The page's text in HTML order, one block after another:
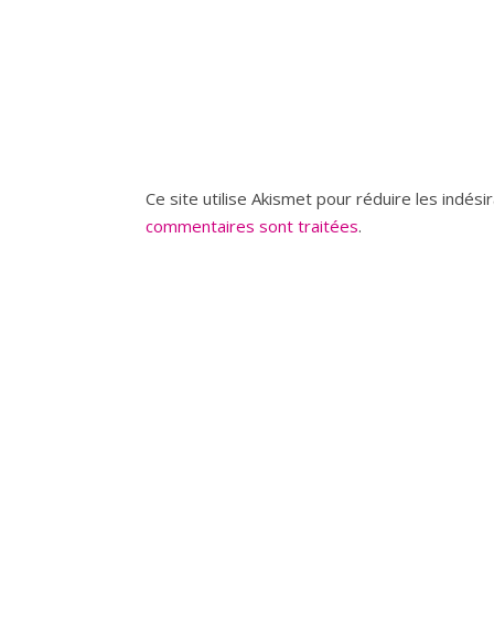
Ce site utilise Akismet pour réduire les
commentaires sont traitées.